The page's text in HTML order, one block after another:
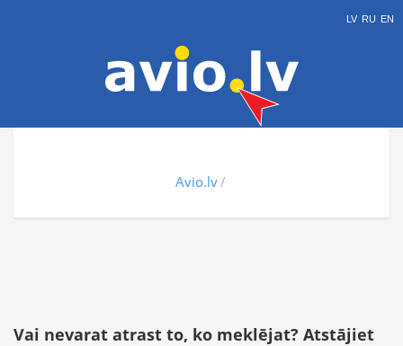
LV RU EN
Avio.lv
Vai nevarat atrast to, ko meklējat? Atstājiet